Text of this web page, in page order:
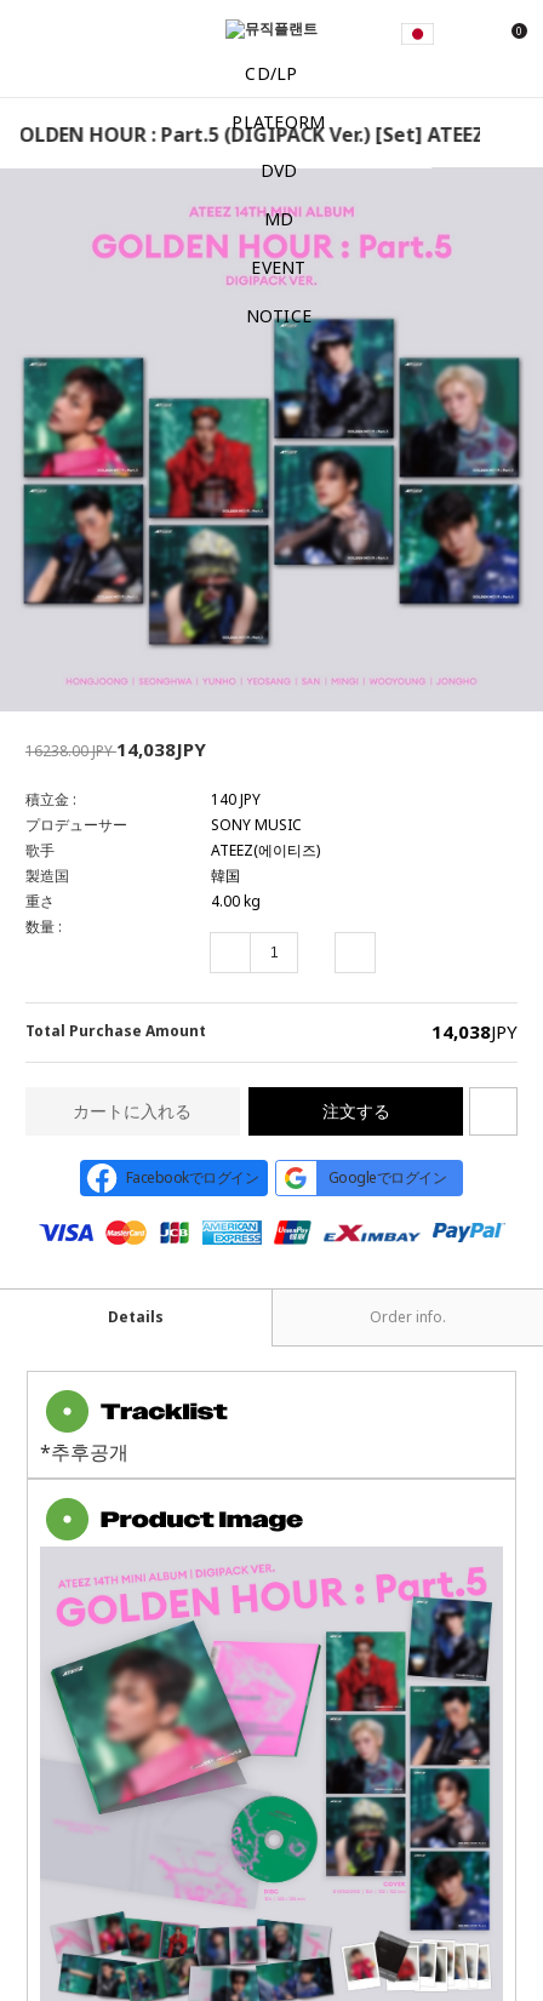
0
CD/LP
PLATFORM
DVD
MD
EVENT
NOTICE
HOUR : Part.5 (DIGIPACK Ver.) [Set] ATEEZ –
16238.00 JPY14,038JPY
積立金 :
140 JPY
プロデューサー
SONY MUSIC
歌手
ATEEZ(에이티즈)
製造国
韓国
重さ
4.00 kg
数量 :
Total Purchase Amount 14,038JPY
カートに入れる 注文する
Facebookでログイン Googleでログイン
Details Order info.
*추후공개